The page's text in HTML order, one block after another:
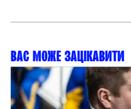
Вас може зацікавити